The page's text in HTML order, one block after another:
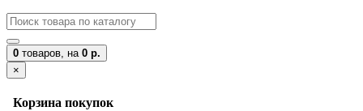
0 товаров, на 0 р.
×
Корзина покупок